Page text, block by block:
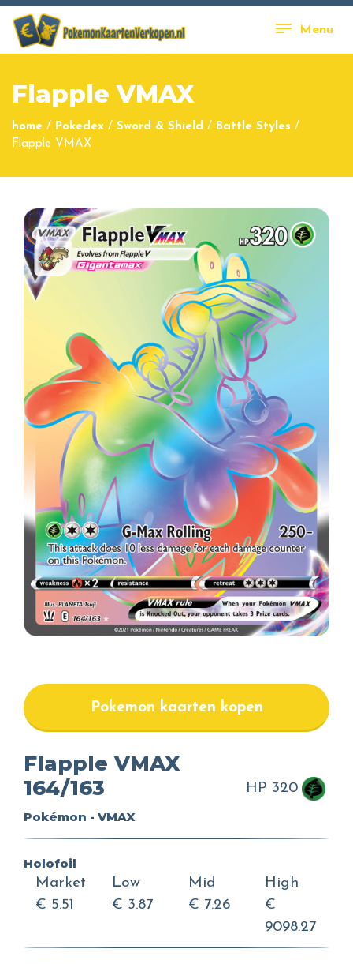
Menu
Flapple VMAX
home / Pokedex / Sword & Shield / Battle Styles /
Flapple VMAX
Pokemon kaarten kopen
Flapple VMAX
164/163
Pokémon - VMAX
HP 320
Holofoil
Market
€ 5.51
Low
€ 3.87
Mid
€ 7.26
High
€
9098.27